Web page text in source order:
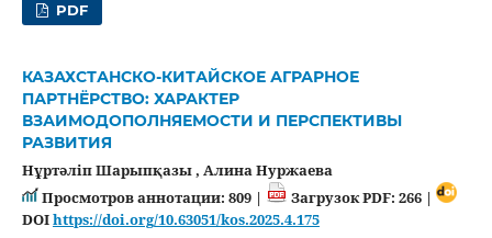
PDF
КАЗАХСТАНСКО-КИТАЙСКОЕ АГРАРНОЕ
ПАРТНЁРСТВО: ХАРАКТЕР
ВЗАИМОДОПОЛНЯЕМОСТИ И ПЕРСПЕКТИВЫ
РАЗВИТИЯ
Нұртәліп Шарыпқазы , Алина Нуржаева
Просмотров аннотации: 809 |
Загрузок PDF: 266 |
DOIhttps://doi.org/10.63051/kos.2025.4.175